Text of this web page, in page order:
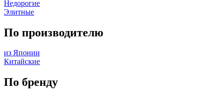
Недорогие
Элитные
По производителю
из Японии
Китайские
По бренду